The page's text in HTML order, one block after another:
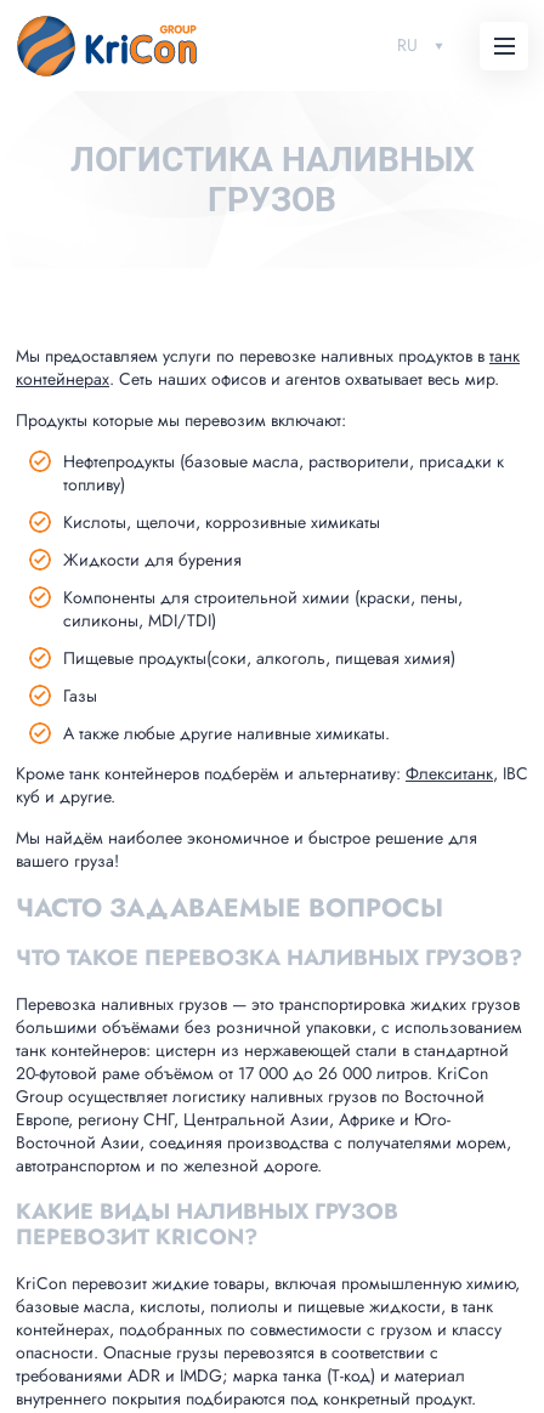
RU
ЛОГИСТИКА НАЛИВНЫХ
ГРУЗОВ
Мы предоставляем услуги по перевозке наливных продуктов в танк
контейнерах. Сеть наших офисов и агентов охватывает весь мир.
Продукты которые мы перевозим включают:
Нефтепродукты (базовые масла, растворители, присадки к
топливу)
Кислоты, щелочи, коррозивные химикаты
Жидкости для бурения
Компоненты для строительной химии (краски, пены,
силиконы, MDI/TDI)
Пищевые продукты(соки, алкоголь, пищевая химия)
Газы
А также любые другие наливные химикаты.
Кроме танк контейнеров подберём и альтернативу: Флекситанк, IBC
куб и другие.
Мы найдём наиболее экономичное и быстрое решение для
вашего груза!
ЧАСТО ЗАДАВАЕМЫЕ ВОПРОСЫ
ЧТО ТАКОЕ ПЕРЕВОЗКА НАЛИВНЫХ ГРУЗОВ?
Перевозка наливных грузов — это транспортировка жидких грузов
большими объёмами без розничной упаковки, с использованием
танк контейнеров: цистерн из нержавеющей стали в стандартной
20-футовой раме объёмом от 17 000 до 26 000 литров. KriCon
Group осуществляет логистику наливных грузов по Восточной
Европе, региону СНГ, Центральной Азии, Африке и Юго-
Восточной Азии, соединяя производства с получателями морем,
автотранспортом и по железной дороге.
КАКИЕ ВИДЫ НАЛИВНЫХ ГРУЗОВ
ПЕРЕВОЗИТ KRICON?
KriCon перевозит жидкие товары, включая промышленную химию,
базовые масла, кислоты, полиолы и пищевые жидкости, в танк
контейнерах, подобранных по совместимости с грузом и классу
опасности. Опасные грузы перевозятся в соответствии с
требованиями ADR и IMDG; марка танка (Т-код) и материал
внутреннего покрытия подбираются под конкретный продукт.